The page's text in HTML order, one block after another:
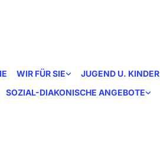
WIR FÜR SIE JUGEND U. KINDER
SOZIAL-DIAKONISCHE ANGEBOTE